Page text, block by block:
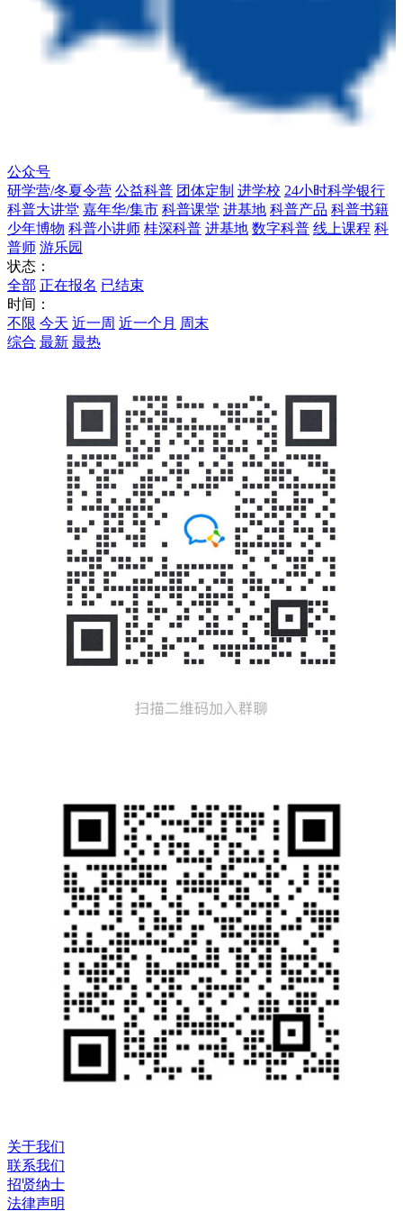
公众号
研学营/冬夏令营 公益科普 团体定制 进学校 24小时科学银行
科普大讲堂 嘉年华/集市 科普课堂 进基地 科普产品 科普书籍
少年博物 科普小讲师 桂深科普 进基地 数字科普 线上课程 科
普师 游乐园
状态：
全部 正在报名 已结束
时间：
不限 今天 近一周 近一个月 周末
综合 最新 最热
关于我们
联系我们
招贤纳士
法律声明